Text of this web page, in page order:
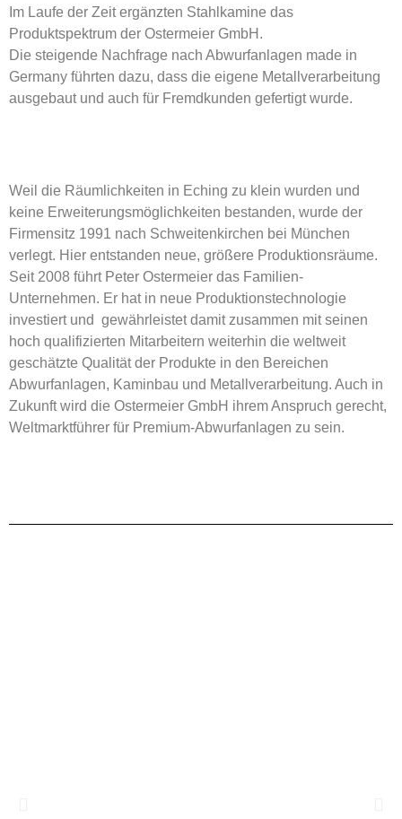
Im Laufe der Zeit ergänzten Stahlkamine das
Produktspektrum der Ostermeier GmbH.
Die steigende Nachfrage nach Abwurfanlagen made in
Germany führten dazu, dass die eigene Metallverarbeitung
ausgebaut und auch für Fremdkunden gefertigt wurde.
Weil die Räumlichkeiten in Eching zu klein wurden und
keine Erweiterungsmöglichkeiten bestanden, wurde der
Firmensitz 1991 nach Schweitenkirchen bei München
verlegt. Hier entstanden neue, größere Produktionsräume.
Seit 2008 führt Peter Ostermeier das Familien-
Unternehmen. Er hat in neue Produktionstechnologie
investiert und gewährleistet damit zusammen mit seinen
hoch qualifizierten Mitarbeitern weiterhin die weltweit
geschätzte Qualität der Produkte in den Bereichen
Abwurfanlagen, Kaminbau und Metallverarbeitung. Auch in
Zukunft wird die Ostermeier GmbH ihrem Anspruch gerecht,
Weltmarktführer für Premium-Abwurfanlagen zu sein.